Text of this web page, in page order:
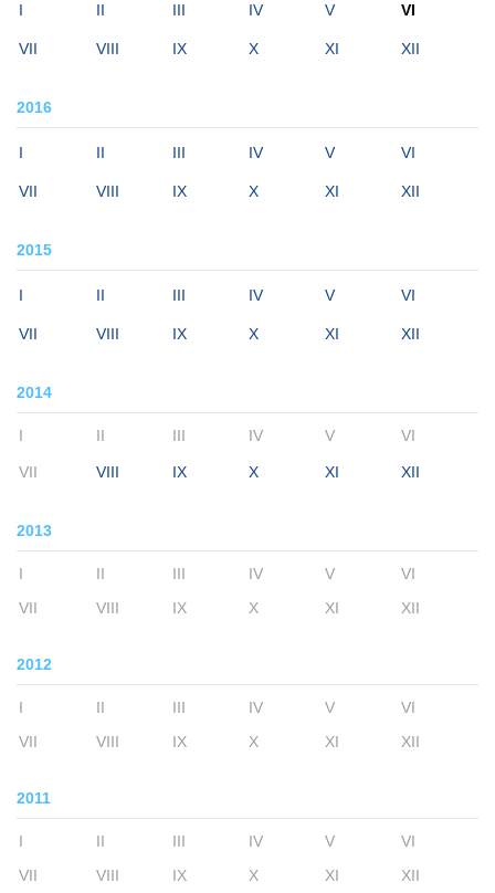
I II III IV V VI
VII VIII IX X XI XII
2016
I II III IV V VI
VII VIII IX X XI XII
2015
I II III IV V VI
VII VIII IX X XI XII
2014
I II III IV V VI
VII VIII IX X XI XII
2013
I II III IV V
VI
VII
VIII IX X XI XII
2012
I II III IV V
VI
VII
VIII IX X XI XII
2011
I II III IV V
VI
VII
VIII IX X XI XII